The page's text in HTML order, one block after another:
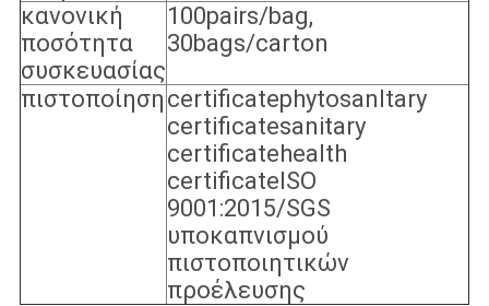
κανονική
ποσότητα
συσκευασίας
100pairs/bag,
30bags/carton
πιστοποίηση certificatephytosanltary
certificatesanitary
certificatehealth
certificateISO
9001:2015/SGS
υποκαπνισμού
πιστοποιητικών
προέλευσης